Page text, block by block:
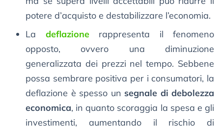
potere d’acquisto e destabilizzare l’economia.
La deflazionerappresenta il fenomeno
opposto, ovvero una diminuzione
generalizzata dei prezzi nel tempo. Sebbene
possa sembrare positiva per i consumatori, la
deflazione è spesso un segnale di debolezza
economica, in quanto scoraggia la spesa e gli
investimenti, aumentando il rischio di